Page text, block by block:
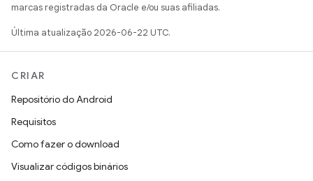
marcas registradas da Oracle e/ou suas afiliadas.
Última atualização 2026-06-22 UTC.
CRIAR
Repositório do Android
Requisitos
Como fazer o download
Visualizar códigos binários